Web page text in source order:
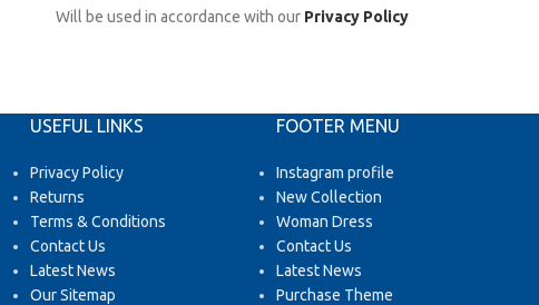
Will be used in accordance with our Privacy Policy
USEFUL LINKS
Privacy Policy
Returns
Terms & Conditions
Contact Us
Latest News
Our Sitemap
FOOTER MENU
Instagram profile
New Collection
Woman Dress
Contact Us
Latest News
Purchase Theme